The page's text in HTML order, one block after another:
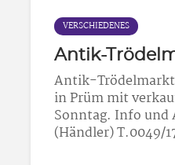
VERSCHIEDENES
Antik-
Antik-
in Prüm mit
Sonntag. Info und
(Händler) T.0049/